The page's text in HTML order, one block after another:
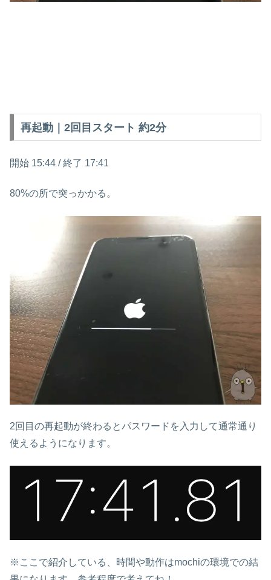
再起動｜2回目スタート 約2分
開始 15:44 / 終了 17:41
80%の所で突っかかる。
2回目の再起動が終わるとパスワードを入力して通常通り
使えるようになります。
※ここで紹介している、時間や動作はmochiの環境での結